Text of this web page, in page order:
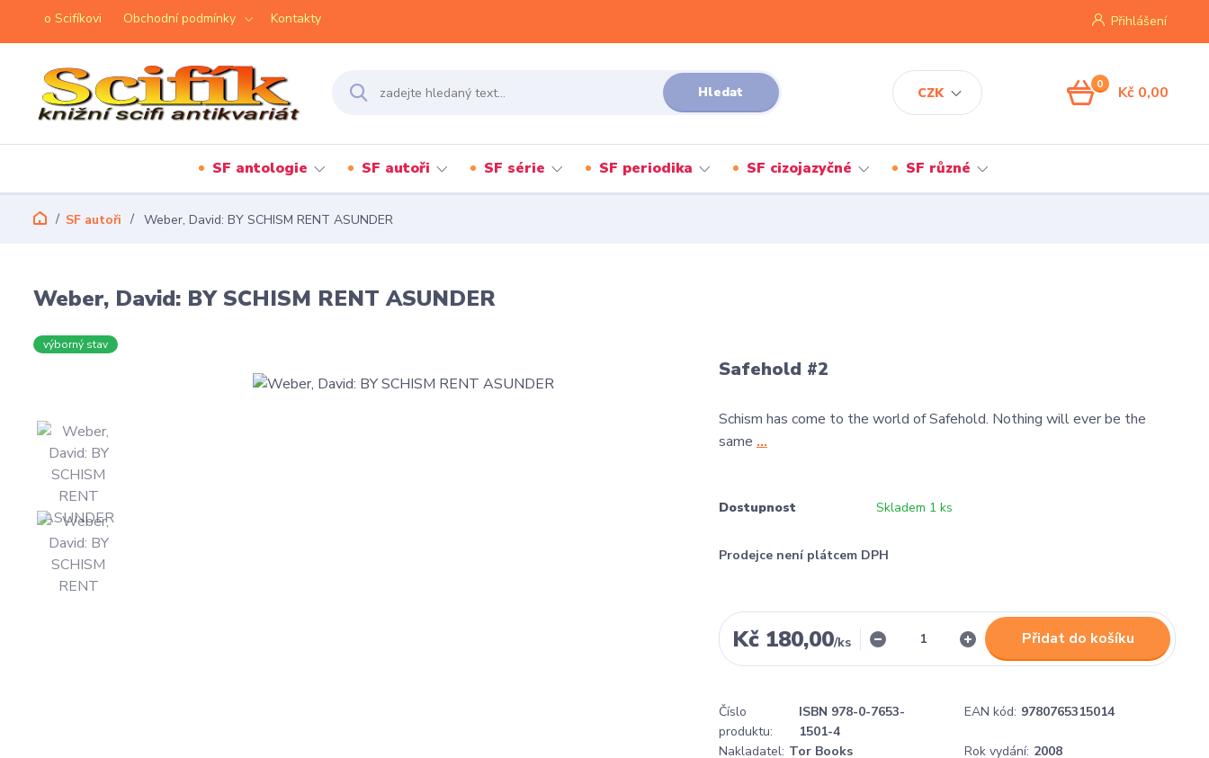
o Scifíkovi Obchodní podmínky Kontakty
CZK
Přihlášení
Hledat 0 Kč 0,00
SF antologie SF autoři SF série SF periodika SF cizojazyčné SF různé
SF autoři Weber, David: BY SCHISM RENT ASUNDER
Weber, David: BY SCHISM RENT ASUNDER
výborný stav
Safehold #2
Schism has come to the world of Safehold. Nothing will ever be the
same ...
Dostupnost Skladem 1 ks
Prodejce není plátcem DPH
Kč 180,00/ks Přidat do košíku
Číslo
produktu:
ISBN 978-0-7653-
1501-4
EAN kód: 9780765315014
Nakladatel: Tor Books Rok vydání: 2008